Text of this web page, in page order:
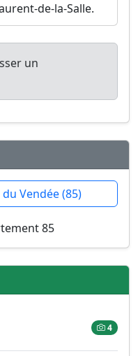
de-la-Salle.
un
Vendée (85)
4